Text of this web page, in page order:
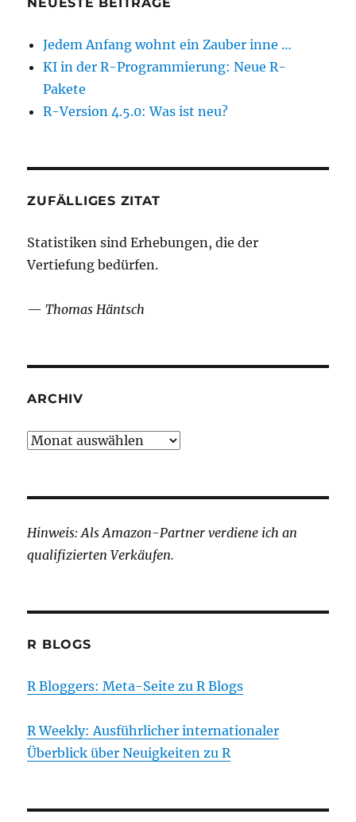
Jedem Anfang wohnt ein Zauber inne …
KI in der R-Programmierung: Neue R-
Pakete
R-Version 4.5.0: Was ist neu?
ZUFÄLLIGES ZITAT
Statistiken sind Erhebungen, die der
Vertiefung bedürfen.
—Thomas Häntsch
ARCHIV
Archiv
Hinweis: Als Amazon-Partner verdiene ich an
qualifizierten Verkäufen.
R BLOGS
R Bloggers: Meta-Seite zu R Blogs
R Weekly: Ausführlicher internationaler
Überblick über Neuigkeiten zu R